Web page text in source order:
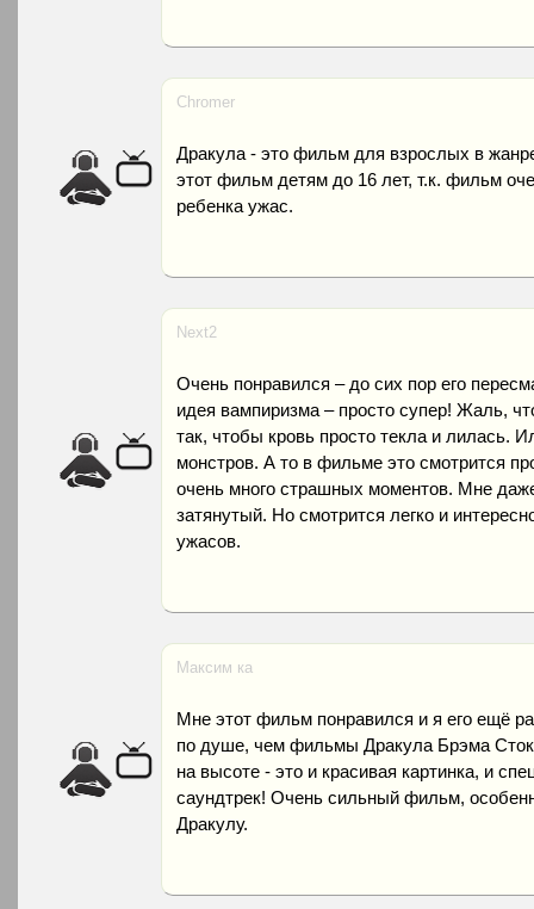
Chromer
Дракула - это фильм для взрослых в
этот фильм детям до 16 лет, т.к. фильм
ребенка ужас.
Next2
Очень понравился – до сих пор его
идея вампиризма – просто супер! Жаль,
так, чтобы кровь просто текла и лилась.
монстров. А то в фильме это смотрится
очень много страшных моментов. Мне
затянутый. Но смотрится легко и
ужасов.
Максим ка
Мне этот фильм понравился и я его ещё
по душе, чем фильмы Дракула Брэма
на высоте - это и красивая картинка, и
саундтрек! Очень сильный фильм,
Дракулу.